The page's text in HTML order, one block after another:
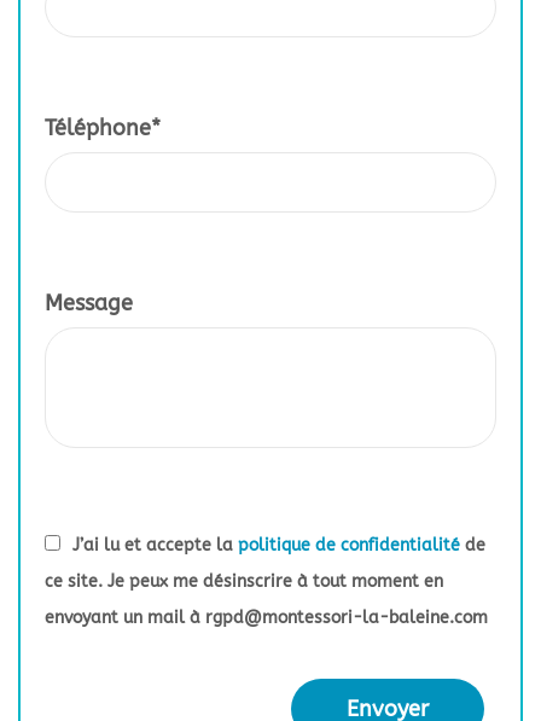
Téléphone*
Message
J’ai lu et accepte la politique de confidentialité de
ce site. Je peux me désinscrire à tout moment en
envoyant un mail à rgpd@montessori-la-baleine.com